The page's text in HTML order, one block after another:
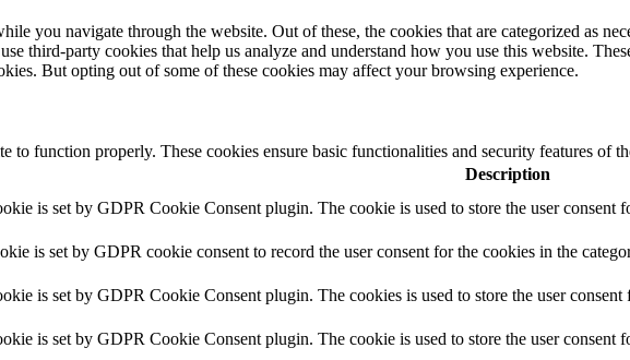
you navigate through the website. Out of these, the cookies that are categorized as
third-party cookies that help us analyze and understand how you use this website.
But opting out of some of these cookies may affect your browsing experience.
to function properly. These cookies ensure basic functionalities and security features of
Description
is set by GDPR Cookie Consent plugin. The cookie is used to store the user
is set by GDPR cookie consent to record the user consent for the cookies in the
is set by GDPR Cookie Consent plugin. The cookies is used to store the user
is set by GDPR Cookie Consent plugin. The cookie is used to store the user consent